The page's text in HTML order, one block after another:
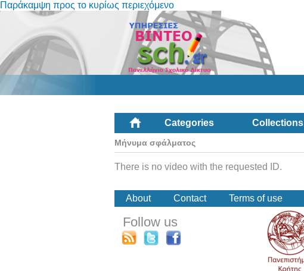
Παράκαμψη προς το κυρίως περιεχόμενο
Categories Collections
Μήνυμα σφάλματος
There is no video with the requested ID.
About Contact Terms of use
Follow us